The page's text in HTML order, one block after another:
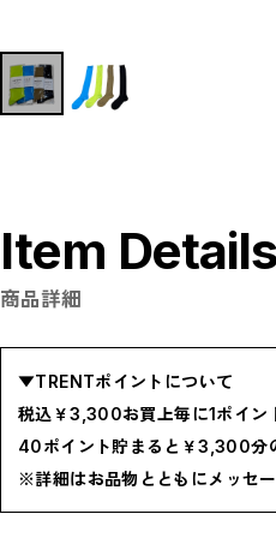
W
Y
【LADIES】ITEM LIST
SOX,TIGHTS / ソックス,タイツ
HAT,CAP/ハット,キャップ
ACCESORY / ピアス,リング,ネック
OUTER / コート,ブルゾン,ジャケット
TOPS / トップス
BOTTOMS / ボトムス
SHOES / スニーカー,ブーツ,サンダ
HAT,CAP / ハット,キャップ
ACCESSORY / リング,ブレスレット
GOODS / ウォレット,バッグ,ベルト,
Item Details
商品詳細
▼TRENTポイントについて
税込￥3,300お買上毎に1ポイン
40ポイント貯まると￥3,300分
※詳細はお品物とともにメッセ